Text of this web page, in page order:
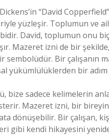
“David
yüzleşir. Toplumun ve
David, toplumun onu
Mazeret izni de bir
sembolüdür. Bir çalışanın
yükümlülüklerden bir
bize sadece kelimelerin
Mazeret izni, bir
dönüşebilir. Bir çalışan,
gibi kendi hikayesini